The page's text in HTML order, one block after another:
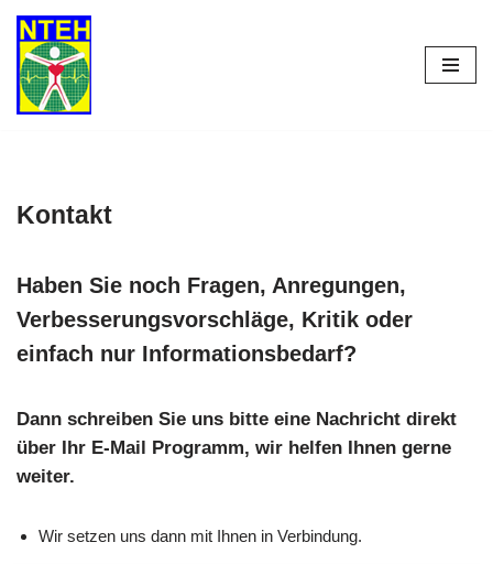
Zum
Inhalt
springen
Kontakt
Haben Sie noch Fragen, Anregungen,
Verbesserungsvorschläge, Kritik oder
einfach nur Informationsbedarf?
Dann schreiben Sie uns bitte eine Nachricht direkt
über Ihr E-Mail Programm, wir helfen Ihnen gerne
weiter.
Wir setzen uns dann mit Ihnen in Verbindung.